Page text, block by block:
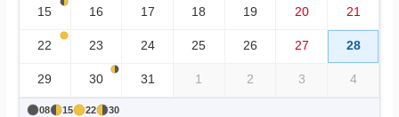
15 16 17 18 19 20 21
22 23 24 25 26 27 28
29 30 31 1 2 3 4
08 15 22 30